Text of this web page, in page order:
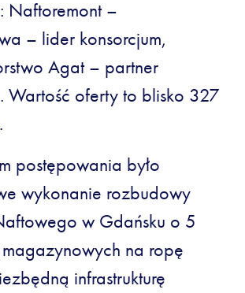
Naftoremont –
– lider konsorcjum,
Agat – partner
Wartość oferty to blisko 327
postępowania było
wykonanie rozbudowy
w Gdańsku o 5
na ropę
infrastrukturę